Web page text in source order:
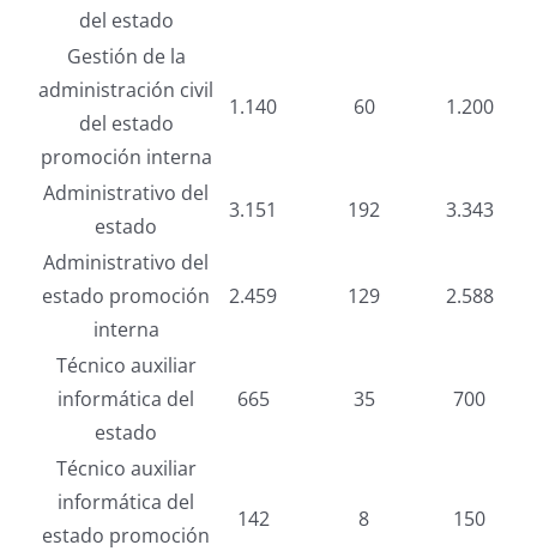
del estado
Gestión de la
administración civil
del estado
promoción interna
1.140 60 1.200
Administrativo del
estado
3.151 192
3.343
Administrativo del
estado promoción
interna
2.459 129 2.588
Técnico auxiliar
informática del
estado
665 35 700
Técnico auxiliar
informática del
estado promoción
142 8 150